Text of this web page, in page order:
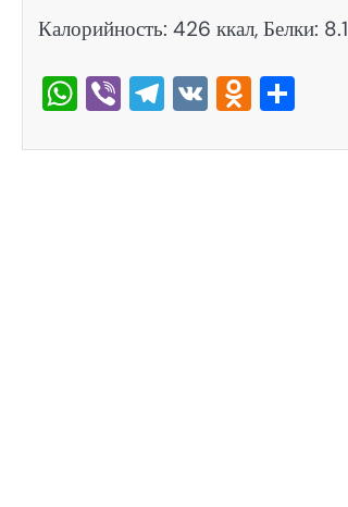
Калорийность: 426 ккал, Белки:
WhatsApp
ViberTelegram
VK